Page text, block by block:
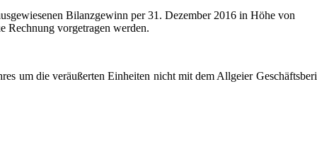
Bilanzgewinn per 31. Dezember 2016 in Höhe von
Rechnung vorgetragen werden.
um die veräußerten Einheiten nicht mit dem Allgeier